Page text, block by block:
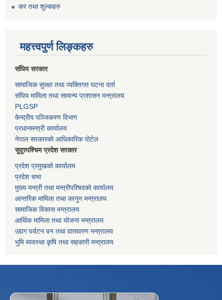
कर तथा शुल्कहरु
महत्त्वपुर्ण लिङ्कहरु
संघिय सरकार
सामाजिक सुरक्षा तथा व्यक्तिगत घटना दर्ता
संघिय मामिला तथा सामान्य प्रशासन मन्त्रालय
PLGSP
केन्द्रीय पञ्जिकरण विभाग
प्रधानमन्त्री कार्यालय
नेपाल सरकारको आधिकारिक पोर्टल
सुदूरपश्चिम प्रदेश सरकार
प्रदेश प्रमुखको कार्यालय
प्रदेश सभा
मुख्य मन्त्री तथा मन्त्रीपरिषदको कार्यालय
आन्तरिक मामिला तथा कानुन मन्त्रालय
सामाजिक विकास मन्त्रालय
आर्थिक मामिला तथा योजना मन्त्रालय
उद्यग पर्यटन वन तथा वातावरण मन्त्रालय
भुमि ब्यवस्था कृषि तथा सहकारी मन्त्रालय